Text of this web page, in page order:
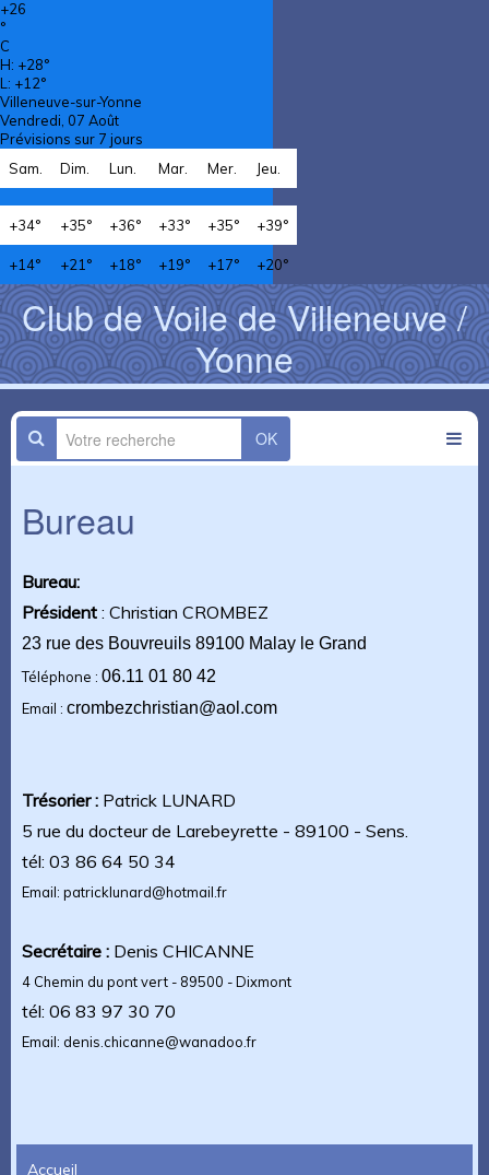
+26
°
C
H: +28°
L: +12°
Villeneuve-sur-Yonne
Vendredi, 07 Août
Prévisions sur 7 jours
Sam.
Dim. Lun. Mar. Mer. Jeu.
+34° +35° +36° +33° +35° +39°
+14° +21° +18° +19° +17° +20°
Club de Voile de Villeneuve /
Yonne
OK
Bureau
Bureau:
Président : Christian CROMBEZ
23 rue des Bouvreuils 89100 Malay le Grand
Téléphone : 06.11 01 80 42
Email : crombezchristian@aol.com
Trésorier : Patrick LUNARD
5 rue du docteur de Larebeyrette - 89100 - Sens.
tél: 03 86 64 50 34
Email: patricklunard@hotmail.fr
Secrétaire : Denis CHICANNE
4 Chemin du pont vert - 89500 - Dixmont
tél: 06 83 97 30 70
Email: denis.chicanne@wanadoo.fr
Accueil